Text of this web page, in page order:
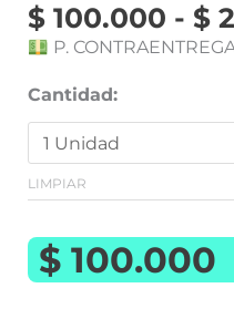
$ 100.000 - $
P.
Cantidad:
LIMPIAR
$ 100.000